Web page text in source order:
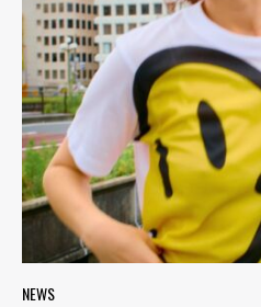
NEWS